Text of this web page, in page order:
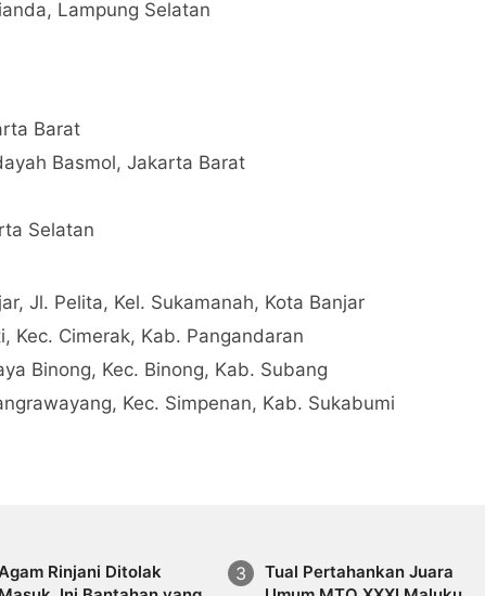
Lampung Selatan
Barat
Basmol, Jakarta Barat
Selatan
Jl. Pelita, Kel. Sukamanah, Kota Banjar
Kec. Cimerak, Kab. Pangandaran
Binong, Kec. Binong, Kab. Subang
Kec. Simpenan, Kab. Sukabumi
Rinjani Ditolak
Tual Pertahankan Juara